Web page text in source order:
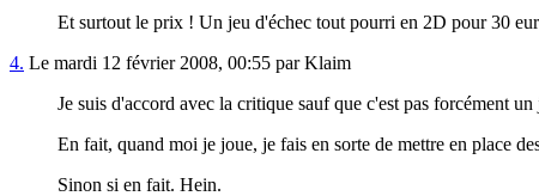
Et surtout le prix ! Un jeu d'échec tout pourri en 2D pour 30
4. Le mardi 12 février 2008, 00:55 par Klaim
Je suis d'accord avec la critique sauf que c'est pas forcément un
En fait, quand moi je joue, je fais en sorte de mettre en place
Sinon si en fait. Hein.